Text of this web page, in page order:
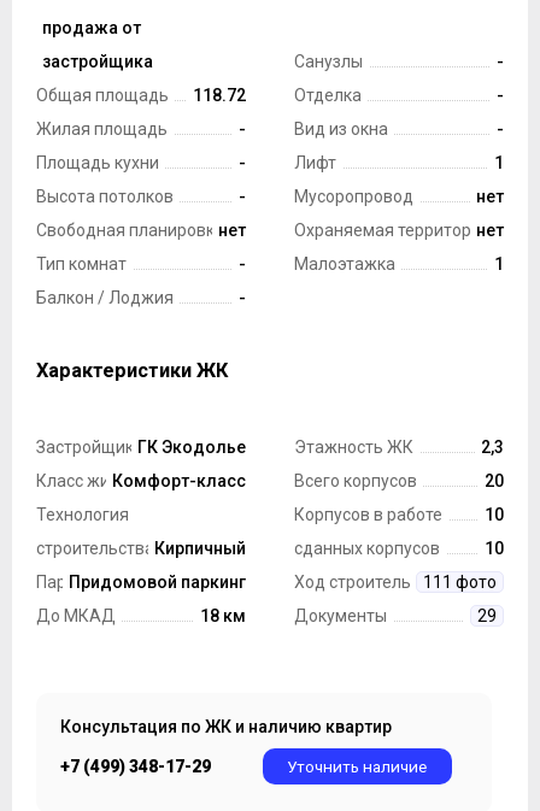
Тип сделки
продажа от
застройщика
Общая площадь
118.72
Жилая площадь
-
Площадь кухни
-
Высота потолков
-
Свободная планировканет
Тип комнат
-
Балкон / Лоджия
-
Санузлы
-
Отделка
-
Вид из окна
-
Лифт
1
Мусоропровод
нет
Охраняемая территориянет
Малоэтажка
1
Характеристики ЖК
Застройщик ГК Экодолье
Класс жильяКомфорт-класс
Технология
строительства Кирпичный
Парковка
Придомовой паркинг
До МКАД
18 км
Этажность ЖК
2,3
Всего корпусов
20
Корпусов в работе
10
сданных корпусов
10
Ход строительства111 фото
Документы
29
Консультация по ЖК и наличию квартир
+7 (499) 348-17-29 Уточнить наличие